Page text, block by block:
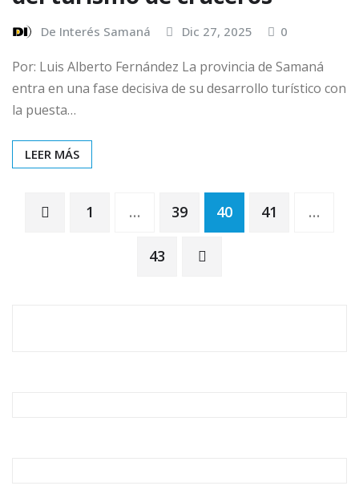
De Interés Samaná Dic 27, 2025 0
Por: Luis Alberto Fernández La provincia de Samaná
entra en una fase decisiva de su desarrollo turístico con
la puesta…
LEER MÁS
1 … 39 40 41 …
43